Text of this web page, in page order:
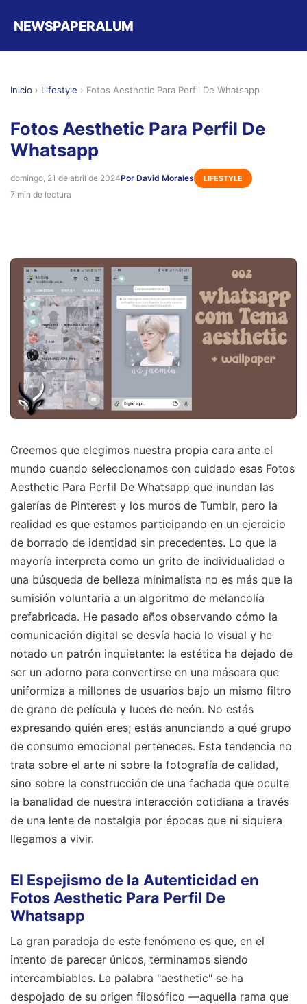
NEWSPAPERALUM
Inicio › Lifestyle › Fotos Aesthetic Para Perfil De Whatsapp
Fotos Aesthetic Para Perfil De
Whatsapp
domingo, 21 de abril de 2024Por David Morales LIFESTYLE
7 min de lectura
Creemos que elegimos nuestra propia cara ante el
mundo cuando seleccionamos con cuidado esas Fotos
Aesthetic Para Perfil De Whatsapp que inundan las
galerías de Pinterest y los muros de Tumblr, pero la
realidad es que estamos participando en un ejercicio
de borrado de identidad sin precedentes. Lo que la
mayoría interpreta como un grito de individualidad o
una búsqueda de belleza minimalista no es más que la
sumisión voluntaria a un algoritmo de melancolía
prefabricada. He pasado años observando cómo la
comunicación digital se desvía hacia lo visual y he
notado un patrón inquietante: la estética ha dejado de
ser un adorno para convertirse en una máscara que
uniformiza a millones de usuarios bajo un mismo filtro
de grano de película y luces de neón. No estás
expresando quién eres; estás anunciando a qué grupo
de consumo emocional perteneces. Esta tendencia no
trata sobre el arte ni sobre la fotografía de calidad,
sino sobre la construcción de una fachada que oculte
la banalidad de nuestra interacción cotidiana a través
de una lente de nostalgia por épocas que ni siquiera
llegamos a vivir.
El Espejismo de la Autenticidad en
Fotos Aesthetic Para Perfil De
Whatsapp
La gran paradoja de este fenómeno es que, en el
intento de parecer únicos, terminamos siendo
intercambiables. La palabra "aesthetic" se ha
despojado de su origen filosófico —aquella rama que